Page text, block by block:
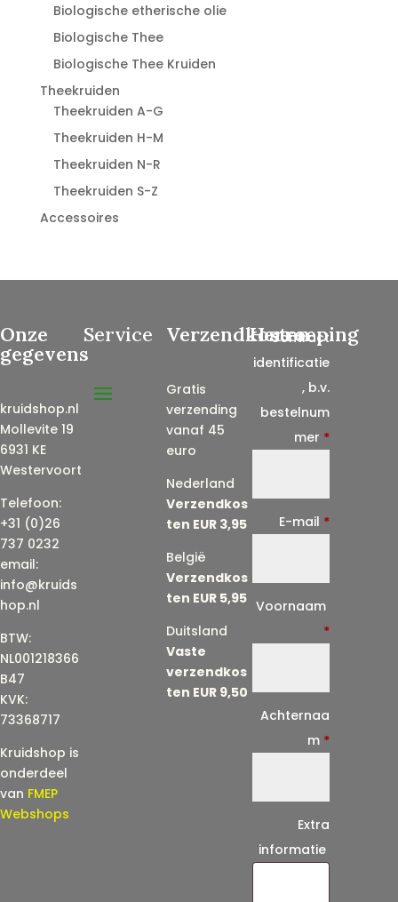
Biologische etherische olie
Biologische Thee
Biologische Thee Kruiden
Theekruiden
Theekruiden A-G
Theekruiden H-M
Theekruiden N-R
Theekruiden S-Z
Accessoires
Onze
gegevens
kruidshop.nl
Mollevite 19
6931 KE
Westervoort
Telefoon:
+31 (0)26
737 0232
email:
info@kruids
hop.nl
BTW:
NL001218366
B47
KVK:
73368717
Kruidshop is
onderdeel
van FMEP
Webshops
Service Verzendkosten
Gratis
verzending
vanaf 45
euro
Nederland
Verzendkos
ten EUR 3,95
België
Verzendkos
ten EUR 5,95
Duitsland
Vaste
verzendkos
ten EUR 9,50
Herroeping
Contract
identificatie
, b.v.
bestelnum
mer *
E-mail *
Voornaam
*
Achternaa
m *
Extra
informatie